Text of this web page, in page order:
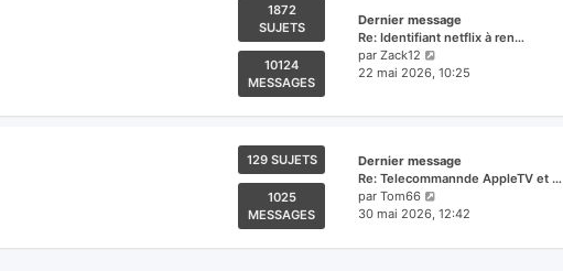
1872
SUJETS
10124
MESSAGES
Dernier message
Re: Identifiant netflix à ren…
par Zack12
le
22 mai 2026, 10:25
129 SUJETS
1025
MESSAGES
Dernier message
Re: Telecommannde AppleTV et …
par Tom66
le
message
30 mai 2026, 12:42